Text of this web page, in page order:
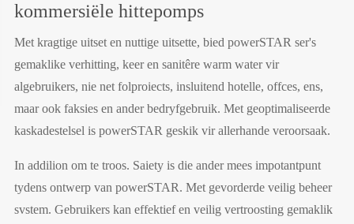
kommersiële hittepomps
Met kragtige uitset en nuttige uitsette, bied powerSTAR ser's
gemaklike verhitting, keer en sanitêre warm water vir
algebruikers, nie net folproiects, insluitend hotelle, offces, ens,
maar ook faksies en ander bedryfgebruik. Met geoptimaliseerde
kaskadestelsel is powerSTAR geskik vir allerhande veroorsaak.
In addilion om te troos. Saiety is die ander mees impotantpunt
tydens ontwerp van powerSTAR. Met gevorderde veilig beheer
svstem. Gebruikers kan effektief en veilig vertroosting gemaklik